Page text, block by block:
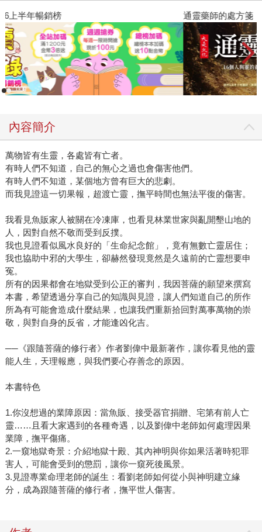
閱讀漫遊錄-2026上半年暢銷榜 通
內容簡介
萬物皆有生靈，各處皆有亡者。
有時人們不知道，自己的無心之過也會傷害他們。
有時人們不知道，某個地方曾有巨大的悲劇。
而我見證這一切果報，超渡亡靈，撫平時間也無法平復的傷害。
我看見魚販家人被關在冷凍庫，也看見林業世家與亂開墾山地的
人，因對自然不敬而受到反撲。
我也見證看似風水良好的「生命紀念館」，竟有無數亡靈居住；
我也協助中邪的大學生，卻赫然發現竟然是久遠前的亡靈想要申
冤。
所有的因果都會在地獄受到公正的審判，我因菩薩的願望來撰寫
本書，希望透過分享自己的知識與見證，讓人們知道自己的所作
所為有可能會造成什麼結果，也讓我們重新拾回對萬事萬物的崇
敬，與對自身的反省，才能逢凶化吉。
──《跟隨菩薩的修行者》作者劉偉中最新著作，讓你看見他的靈
能人生，天理報應，與我們要心存善念的原因。
本書特色
1.你沒想過的業障原因：當魚販、接受器官捐贈、宅第有前人亡
靈……且看大家遇到的各種奇遇，以及劉偉中老師如何處理因果
業障，撫平傷痛。
2.一窺地獄奇景：介紹地獄十殿、其內神明與你如果活著時犯罪
害人，可能會受到的懲罰，讓你一窺死後風景。
3.見證專業命理老師的誕生：看劉老師如何從小與神明建立緣
分，成為跟隨菩薩的修行者，撫平世人傷害。